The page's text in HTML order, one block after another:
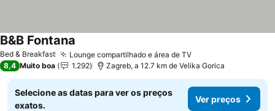
Bed & Breakfast Lounge compartilhado e área de TVVer preços
B&B Fontana
8,4 Muito boa 1.292 Zagreb, a 12.7 km de Velika Gorica
Selecione as datas para ver os preços
exatos.
Ver preços